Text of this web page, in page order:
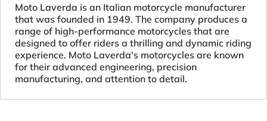
Moto Laverda is an Italian motorcycle manufacturer
that was founded in 1949. The company produces a
range of high-performance motorcycles that are
designed to offer riders a thrilling and dynamic riding
experience. Moto Laverda's motorcycles are known
for their advanced engineering, precision
manufacturing, and attention to detail.